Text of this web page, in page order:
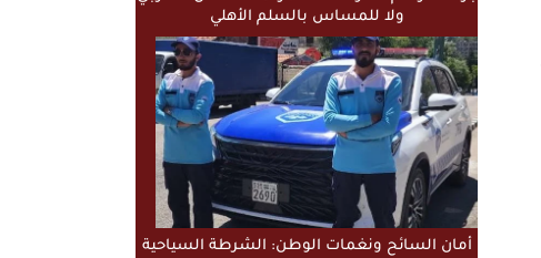
ولا للمساس بالسلم الأهلي
أمان السائح ونغمات الوطن: الشرطة السياحية